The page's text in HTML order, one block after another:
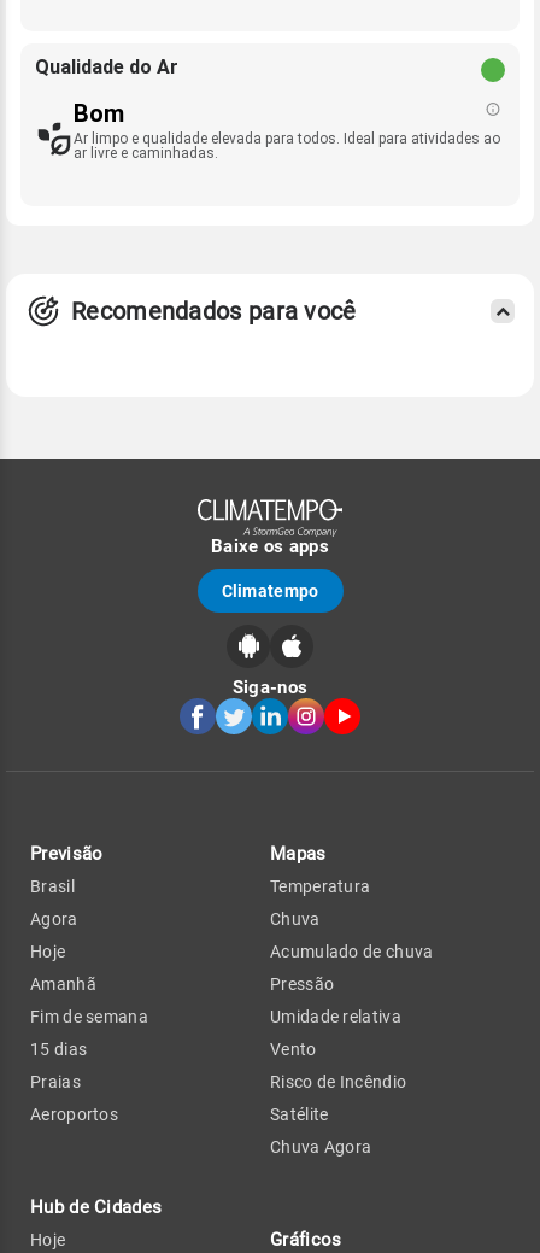
Qualidade do Ar
Bom
Ar limpo e qualidade elevada para todos. Ideal para atividades ao
ar livre e caminhadas.
Recomendados para você
Baixe os apps
Climatempo
Siga-nos
Previsão
Brasil
Agora
Hoje
Amanhã
Fim de semana
15 dias
Praias
Aeroportos
Hub de Cidades
Hoje
Mapas
Temperatura
Chuva
Acumulado de chuva
Pressão
Umidade relativa
Vento
Risco de Incêndio
Satélite
Chuva Agora
Gráficos